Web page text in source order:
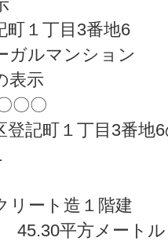
１丁目3番地6
ルマンション
表示
〇〇
記町１丁目3番地6
ート造１階建
平方メートル